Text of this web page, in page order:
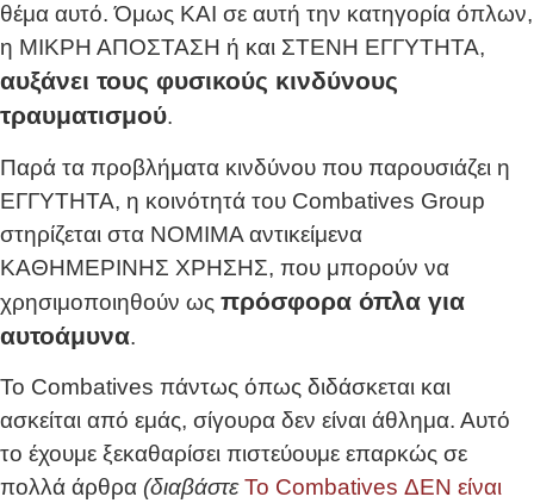
θέμα αυτό. Όμως ΚΑΙ σε αυτή την κατηγορία όπλων,
η ΜΙΚΡΗ ΑΠΟΣΤΑΣΗ ή και ΣΤΕΝΗ ΕΓΓΥΤΗΤΑ,
αυξάνει τους φυσικούς κινδύνους
τραυματισμού.
Παρά τα προβλήματα κινδύνου που παρουσιάζει η
ΕΓΓΥΤΗΤΑ, η κοινότητά του Combatives Group
στηρίζεται στα ΝΟΜΙΜΑ αντικείμενα
ΚΑΘΗΜΕΡΙΝΗΣ ΧΡΗΣΗΣ, που μπορούν να
χρησιμοποιηθούν ως πρόσφορα όπλα για
αυτοάμυνα.
Το Combatives πάντως όπως διδάσκεται και
ασκείται από εμάς, σίγουρα δεν είναι άθλημα. Αυτό
το έχουμε ξεκαθαρίσει πιστεύουμε επαρκώς σε
πολλά άρθρα (διαβάστεΤο Combatives ΔΕΝ είναι